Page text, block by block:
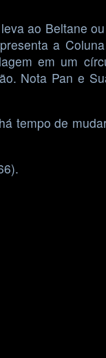
ao Beltane ou
a
em um
Nota Pan e
tempo de